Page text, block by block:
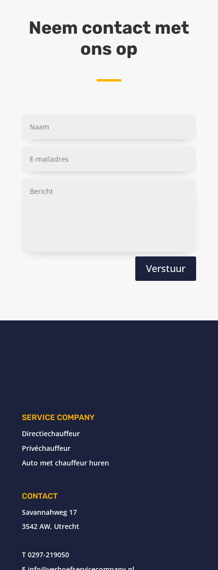
Neem contact met
ons op
Verstuur
SERVICE COMPANY
Directiechauffeur
Privéchauffeur
Auto met chauffeur huren
CONTACT
Savannahweg 17
3542 AW, Utrecht
T 0297-219050